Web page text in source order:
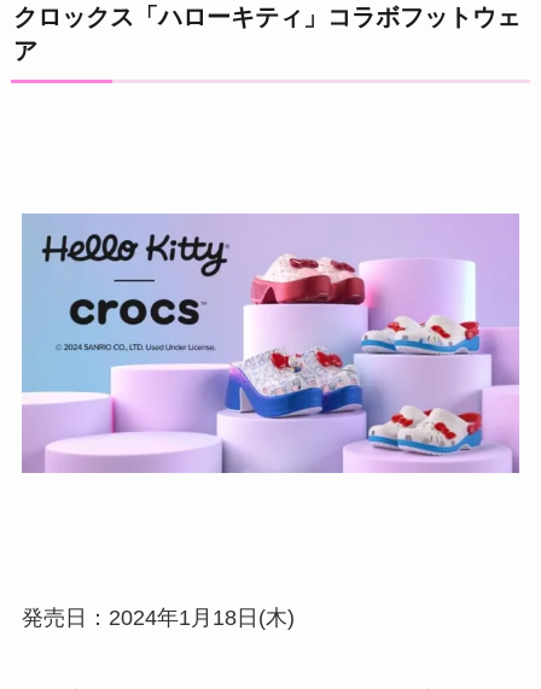
クロックス「ハローキティ」コラボフットウェ
ア
発売日：2024年1月18日(木)